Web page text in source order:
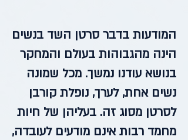
המודעות בדבר סרטן השד בנשים
הינה מהגבוהות בעולם והמחקר
בנושא עודנו נמשך. מכל שמונה
נשים אחת, לערך, נופלת קורבן
לסרטן מסוג זה. בעליהן של חיות
מחמד רבות אינם מודעים לעובדה,